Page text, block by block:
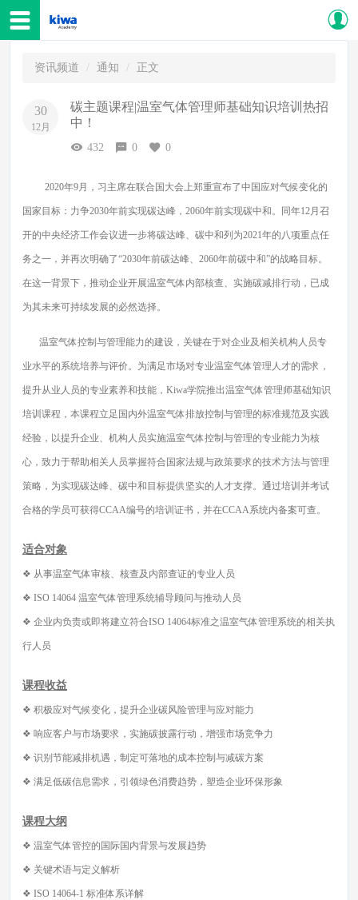
资讯频道 通知 正文
30
12月
碳主题课程|温室气体管理师基础知识培训热招
中！
432 0 0
2020年9月，习主席在联合国大会上郑重宣布了中国应对气候变化的
国家目标：力争2030年前实现碳达峰，2060年前实现碳中和。同年12月召
开的中央经济工作会议进一步将碳达峰、碳中和列为2021年的八项重点任
务之一，并再次明确了“2030年前碳达峰、2060年前碳中和”的战略目标。
在这一背景下，推动企业开展温室气体内部核查、实施碳减排行动，已成
为其未来可持续发展的必然选择。
温室气体控制与管理能力的建设，关键在于对企业及相关机构人员专
业水平的系统培养与评价。为满足市场对专业温室气体管理人才的需求，
提升从业人员的专业素养和技能，Kiwa学院推出温室气体管理师基础知识
培训课程，本课程立足国内外温室气体排放控制与管理的标准规范及实践
经验，以提升企业、机构人员实施温室气体控制与管理的专业能力为核
心，致力于帮助相关人员掌握符合国家法规与政策要求的技术方法与管理
策略，为实现碳达峰、碳中和目标提供坚实的人才支撑。通过培训并考试
合格的学员可获得CCAA编号的培训证书，并在CCAA系统内备案可查。
适合对象
❖ 从事温室气体审核、核查及内部查证的专业人员
❖ ISO 14064 温室气体管理系统辅导顾问与推动人员
❖ 企业内负责或即将建立符合ISO 14064标准之温室气体管理系统的相关执
行人员
课程收益
❖ 积极应对气候变化，提升企业碳风险管理与应对能力
❖ 响应客户与市场要求，实施碳披露行动，增强市场竞争力
❖ 识别节能减排机遇，制定可落地的成本控制与减碳方案
❖ 满足低碳信息需求，引领绿色消费趋势，塑造企业环保形象
课程大纲
❖ 温室气体管控的国际国内背景与发展趋势
❖ 关键术语与定义解析
❖ ISO 14064-1 标准体系详解